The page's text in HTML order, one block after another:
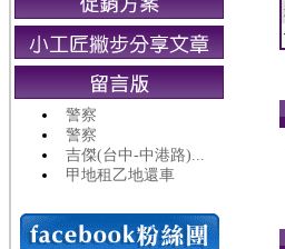
警察
警察
吉傑(台中-中港路)...
甲地租乙地還車